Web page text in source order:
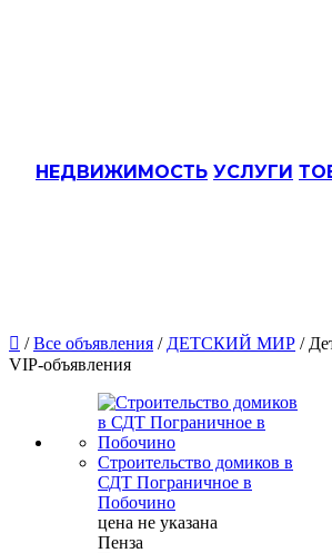
НЕДВИЖИМОСТЬ УСЛУГИ
 /Все объявления / ДЕТСКИЙ МИР /
VIP-объявления
Строительство домиков в
СДТ Пограничное в
Побочино
цена не указана
Пенза